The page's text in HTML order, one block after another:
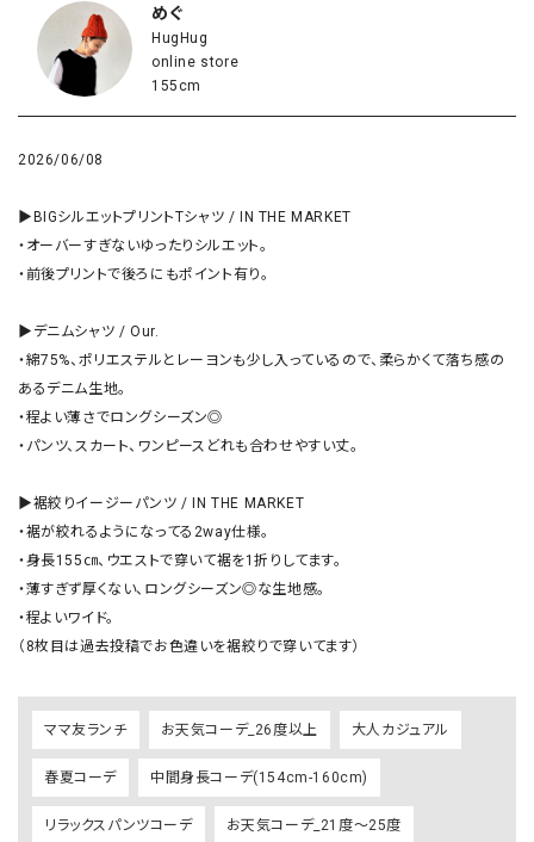
めぐ
HugHug
online store
155cm
2026/06/08
▶︎BIGシルエットプリントTシャツ / IN THE MARKET
・オーバーすぎないゆったりシルエット。
・前後プリントで後ろにもポイント有り。
▶︎デニムシャツ / Our.
・綿75%、ポリエステルとレーヨンも少し入っているので、柔らかくて落ち感の
あるデニム生地。
・程よい薄さでロングシーズン◎
・パンツ、スカート、ワンピースどれも合わせやすい丈。
▶︎裾絞りイージーパンツ / IN THE MARKET
・裾が絞れるようになってる2way仕様。
・身長155㎝、ウエストで穿いて裾を1折りしてます。
・薄すぎず厚くない、ロングシーズン◎な生地感。
・程よいワイド。
（8枚目は過去投稿でお色違いを裾絞りで穿いてます）
ママ友ランチ お天気コーデ_26度以上 大人カジュアル
春夏コーデ 中間身長コーデ(154cm-160cm)
リラックスパンツコーデ お天気コーデ_21度～25度